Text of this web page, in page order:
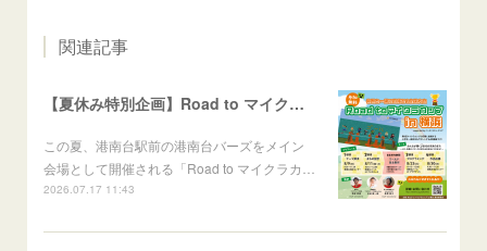
関連記事
【夏休み特別企画】Road to マイクラカップ in 横浜
この夏、港南台駅前の港南台バーズをメイン
会場として開催される「Road to マイクラカ…
2026.07.17 11:43